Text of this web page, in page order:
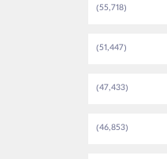
(55,718)
(51,447)
(47,433)
(46,853)